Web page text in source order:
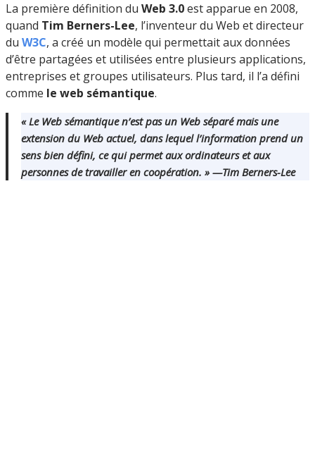
La première définition du Web 3.0est apparue en 2008,
quand Tim Berners-Lee, l’inventeur du Web et directeur
du W3C, a créé un modèle qui permettait aux données
d’être partagées et utilisées entre plusieurs applications,
entreprises et groupes utilisateurs. Plus tard, il l’a défini
comme le web sémantique.
« Le Web sémantique n’est pas un Web séparé mais une
extension du Web actuel, dans lequel l’information prend un
sens bien défini, ce qui permet aux ordinateurs et aux
personnes de travailler en coopération. » —Tim Berners-Lee